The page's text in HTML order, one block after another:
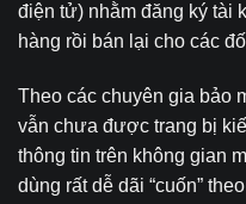
điện tử) nhằm đăng ký tài
hàng rồi bán lại cho các
Theo các chuyên gia bảo
vẫn chưa được trang bị
thông tin trên không gian
dùng rất dễ dãi “cuốn”